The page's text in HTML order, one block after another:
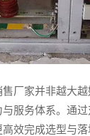
厂家并非越大
服务体系。通
效完成选型与